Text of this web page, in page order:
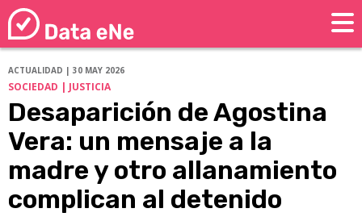
ACTUALIDAD | 30 MAY 2026
SOCIEDAD | JUSTICIA
Desaparición de Agostina
Vera: un mensaje a la
madre y otro allanamiento
complican al detenido